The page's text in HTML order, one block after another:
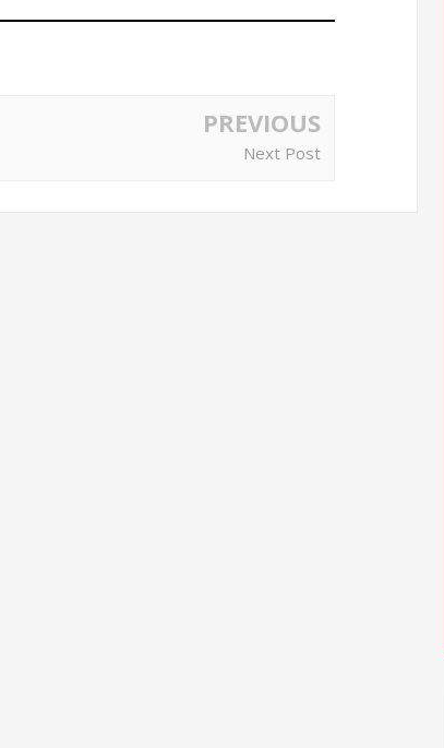
PREVIOUS
Next Post